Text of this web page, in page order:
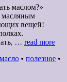
маслом?» –
вещей!
… read more
масло • полезное •